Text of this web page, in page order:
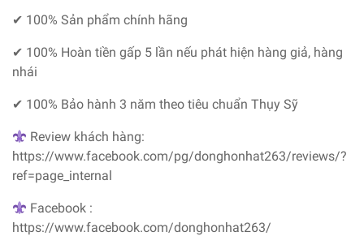
✔ 100% Sản phẩm chính hãng
✔ 100% Hoàn tiền gấp 5 lần nếu phát hiện hàng giả, hàng
nhái
✔ 100% Bảo hành 3 năm theo tiêu chuẩn Thụy Sỹ
Review khách hàng:
https://www.facebook.com/pg/donghonhat263/reviews/?
ref=page_internal
Facebook :
https://www.facebook.com/donghonhat263/